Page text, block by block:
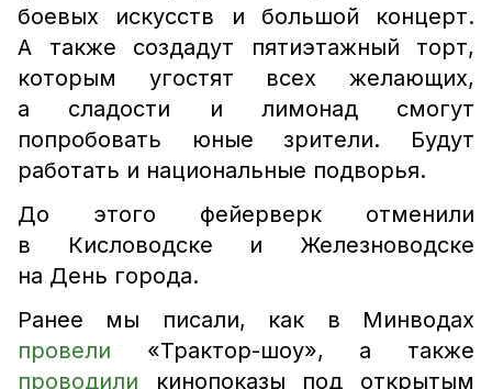
боевых искусств и большой концерт.
А также создадут пятиэтажный торт,
которым угостят всех желающих,
а сладости и лимонад смогут
попробовать юные зрители. Будут
работать и национальные подворья.
До этого фейерверк отменили
в Кисловодске и Железноводске
на День города.
Ранее мы писали, как в Минводах
провели «Трактор-шоу», а также
проводили кинопоказы под открытым